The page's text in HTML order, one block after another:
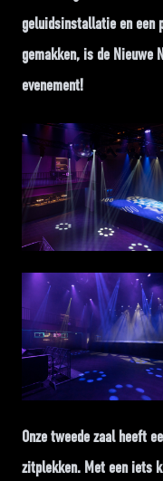
geluidsinstallatie en een
gemakken, is de Nieuwe
evenement!
Onze tweede zaal heeft
zitplekken. Met een iets